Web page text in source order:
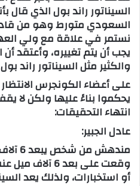
السيناتور راند بول الذي
السعودي متورط وهو من قاد
نستمر في علاقة مع ولي
يجب أن يتم تغييره، وأعتقد
والكثير مثل السيناتور راند
على أعضاء الكونجرس
يحكموا بناءً عليها ولكن لا
انتهاء التحقيقات:
عادل الجبير:
وقعت على بعد 6
أو استخبارات، ولذلك يعد